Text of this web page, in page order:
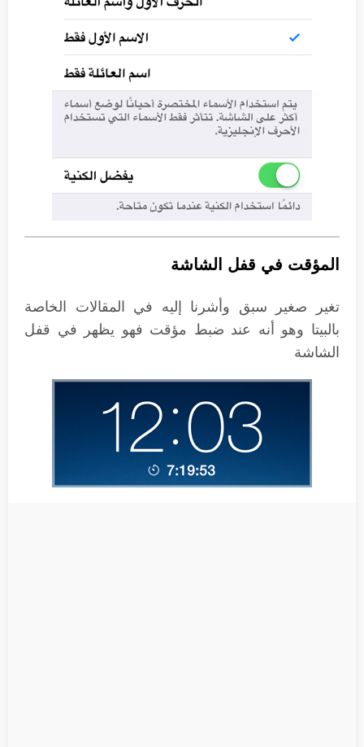
المؤقت في قفل الشاشة
تغير صغير سبق وأشرنا إليه في المقالات الخاصة
بالبيتا وهو أنه عند ضبط مؤقت فهو يظهر في قفل
الشاشة